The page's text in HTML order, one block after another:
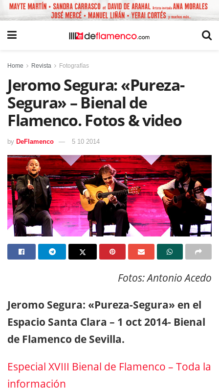
Home Revista Fotografías
Jeromo Segura: «Pureza-
Segura» – Bienal de
Flamenco. Fotos & video
by DeFlamenco 5 10 2014
Fotos: Antonio Acedo
Jeromo Segura: «Pureza-Segura» en el
Espacio Santa Clara – 1 oct 2014- Bienal
de Flamenco de Sevilla.
Especial XVIII Bienal de Flamenco – Toda la
información